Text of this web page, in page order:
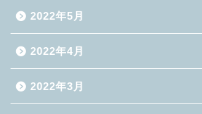
2022年5月
2022年4月
2022年3月